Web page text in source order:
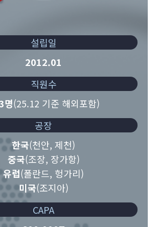
설립일
2012.01
직원수
명(25.12 기준 해외포함)
공장
한국(천안, 제천)
중국(조장, 장가항)
유럽(폴란드, 헝가리)
미국(조지아)
CAPA